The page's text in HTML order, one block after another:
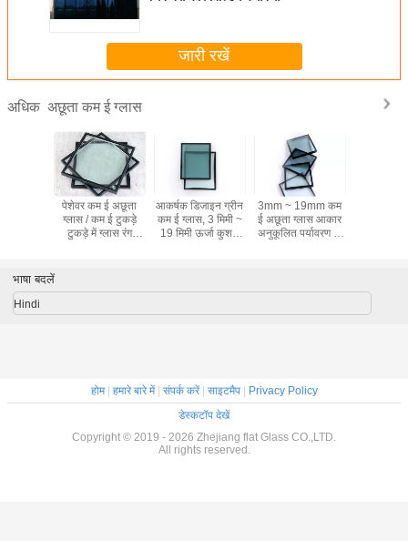
जारी रखें
अधिक अछूता कम ई ग्लास
पेशेवर कम ई अछूता
ग्लास / कम ई टुकड़े
टुकड़े में ग्लास रंग
आकर्षक डिजाइन ग्रीन
कम ई ग्लास, 3 मिमी ~
19 मिमी ऊर्जा कुशल
3mm ~ 19mm कम
ई अछूता ग्लास आकार
अनुकूलित पर्यावरण के
भाषा बदलें
Hindi
होम| हमारे बारे में| संपर्क करें| साइटमैप| Privacy Policy
डेस्कटॉप देखें
Copyright © 2019 - 2026 Zhejiang flat Glass CO.,LTD.
All rights reserved.